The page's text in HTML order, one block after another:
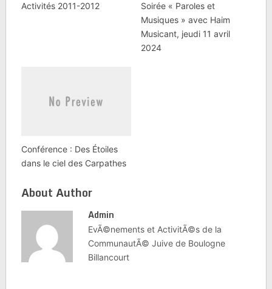
Activités 2011-2012
Soirée « Paroles et
Musiques » avec Haim
Musicant, jeudi 11 avril
2024
Conférence : Des Étoiles
dans le ciel des Carpathes
About Author
Admin
EvÃ©nements et ActivitÃ©s de la
CommunautÃ© Juive de Boulogne
Billancourt